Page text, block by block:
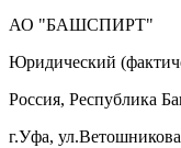
АО "БАШСПИРТ"
Юридический
Россия, Республика
г.Уфа,